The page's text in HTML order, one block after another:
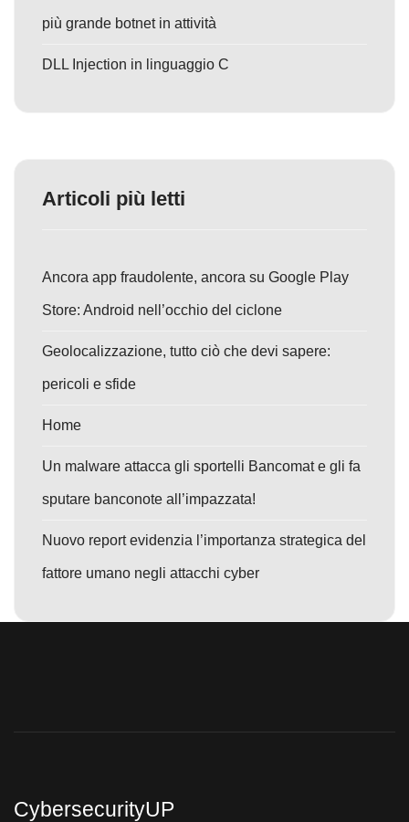
più grande botnet in attività
DLL Injection in linguaggio C
Articoli più letti
Ancora app fraudolente, ancora su Google Play
Store: Android nell’occhio del ciclone
Geolocalizzazione, tutto ciò che devi sapere:
pericoli e sfide
Home
Un malware attacca gli sportelli Bancomat e gli fa
sputare banconote all’impazzata!
Nuovo report evidenzia l’importanza strategica del
fattore umano negli attacchi cyber
CybersecurityUP